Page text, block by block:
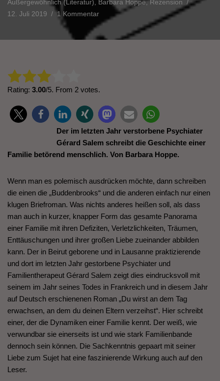
Außergewöhnlich (Literatur), Barbara Hoppe, Rezension
12. Juli 2019
1 Kommentar
Rate this item:
Rating: 3.00/5. From 2 votes.
Der im letzten Jahr verstorbene Psychiater
Gérard Salem schreibt die Geschichte einer
Familie betörend menschlich. Von Barbara Hoppe.
Wenn man es polemisch ausdrücken möchte, dann schreiben
die einen die „Buddenbrooks“ und die anderen einfach nur einen
klugen Briefroman. Was nichts anderes heißen soll, als dass
man auch in kurzer, knapper Form das gesamte Panorama
einer Familie mit ihren Defiziten, Verletzlichkeiten, Träumen,
Enttäuschungen und ihrer großen Liebe zueinander abbilden
kann. Der in Beirut geborene und in Lausanne praktizierende
und dort im letzten Jahr gestorbene Psychiater und
Familientherapeut Gérard Salem zeigt dies eindrucksvoll mit
seinem im Jahr seines Todes in Frankreich und in diesem Jahr
auf Deutsch erschienenen Roman „Du wirst an dem Tag
erwachsen, an dem du deinen Eltern verzeihst“. Hier schreibt
einer, der die Dynamiken einer Familie kennt. Der weiß, wie
verwundbar sie einerseits ist und wie stark Familienbande
dennoch sein können. Die Sachkenntnis gepaart mit seiner
Liebe zum Sujet hat eine faszinierende Wirkung auch auf den
Leser.